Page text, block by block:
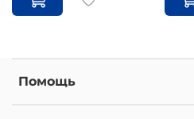
Помощь